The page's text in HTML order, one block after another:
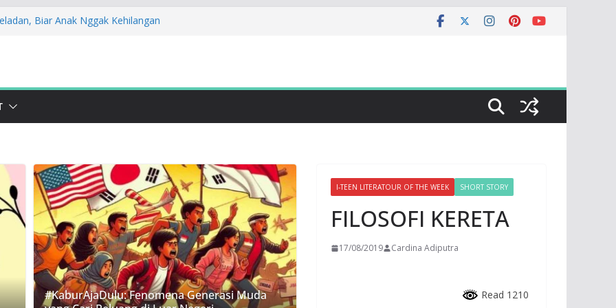
Biar Anak Nggak Kehilangan
Lawan Kekerasan Lewat Kampanye
I-TEEN LITERATOUR OF THE WEEK SHORT STORY
FILOSOFI KERETA
17/08/2019 Cardina Adiputra
Read 1210
#KaburAjaDulu: Fenomena Generasi Muda